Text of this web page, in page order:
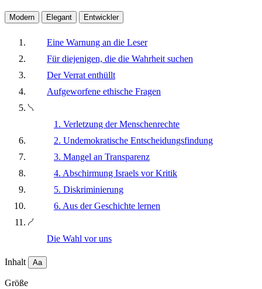
Modern Elegant Entwickler
Eine Warnung an die Leser
Für diejenigen, die die Wahrheit suchen
Der Verrat enthüllt
Aufgeworfene ethische Fragen
1. Verletzung der Menschenrechte
2. Undemokratische Entscheidungsfindung
3. Mangel an Transparenz
4. Abschirmung Israels vor Kritik
5. Diskriminierung
6. Aus der Geschichte lernen
Die Wahl vor uns
Inhalt Aa
Größe